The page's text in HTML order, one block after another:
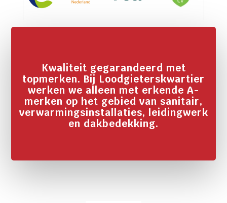
Kwaliteit gegarandeerd met
topmerken. Bij Loodgieterskwartier
werken we alleen met erkende A-
merken op het gebied van sanitair,
verwarmingsinstallaties, leidingwerk
en dakbedekking.